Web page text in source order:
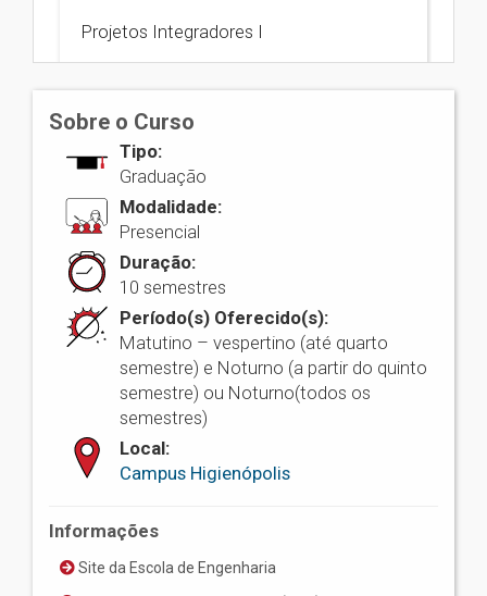
Projetos Integradores I
Sobre o Curso
Tipo:
Graduação
Modalidade:
Presencial
Duração:
10 semestres
Período(s) Oferecido(s):
Matutino – vespertino (até quarto
semestre) e Noturno (a partir do quinto
semestre) ou Noturno(todos os
semestres)
Local:
Campus Higienópolis
Informações
Site da Escola de Engenharia